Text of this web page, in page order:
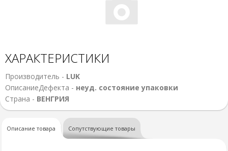
ХАРАКТЕРИСТИКИ
Производитель - LUK
ОписаниеДефекта - неуд. состояние упаковки
Страна - ВЕНГРИЯ
Описание товара Сопутствующие товары